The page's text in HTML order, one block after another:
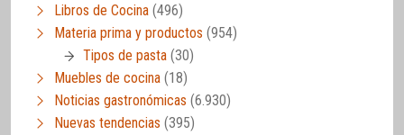
Libros de Cocina (496)
Materia prima y productos (954)
Tipos de pasta (30)
Muebles de cocina (18)
Noticias gastronómicas (6.930)
Nuevas tendencias (395)